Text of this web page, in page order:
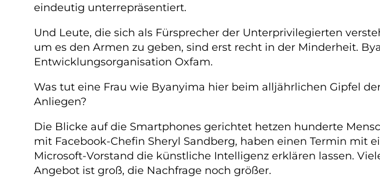
eindeutig unterrepräsentiert.
Und Leute, die sich als Fürsprecher der Unterprivilegierten
um es den Armen zu geben, sind erst recht in der Minderheit.
Entwicklungsorganisation Oxfam.
Was tut eine Frau wie Byanyima hier beim alljährlichen Gipfel
Anliegen?
Die Blicke auf die Smartphones gerichtet hetzen hunderte
mit Facebook-Chefin Sheryl Sandberg, haben einen Termin mit
Microsoft-Vorstand die künstliche Intelligenz erklären lassen.
Angebot ist groß, die Nachfrage noch größer.